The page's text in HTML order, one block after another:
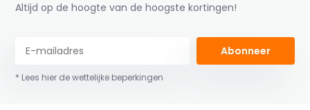
Altijd op de hoogte van de hoogste kortingen!
Abonneer
* Lees hier de wettelijke beperkingen